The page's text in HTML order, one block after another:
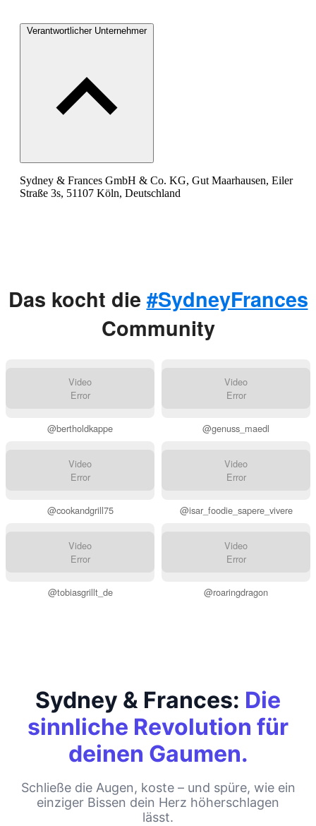
Verantwortlicher Unternehmer
Sydney & Frances GmbH & Co. KG, Gut Maarhausen, Eiler
Straße 3s, 51107 Köln, Deutschland
Das kocht die #SydneyFrances
Community
Video
Error
@bertholdkappe
Video
Error
@genuss_maedl
Video
Error
@cookandgrill75
Video
Error
@isar_foodie_sapere_vivere
Video
Error
@tobiasgrillt_de
Video
Error
@roaringdragon
Sydney & Frances: Die
sinnliche Revolution für
deinen Gaumen.
Schließe die Augen, koste – und spüre, wie ein
einziger Bissen dein Herz höherschlagen
lässt.